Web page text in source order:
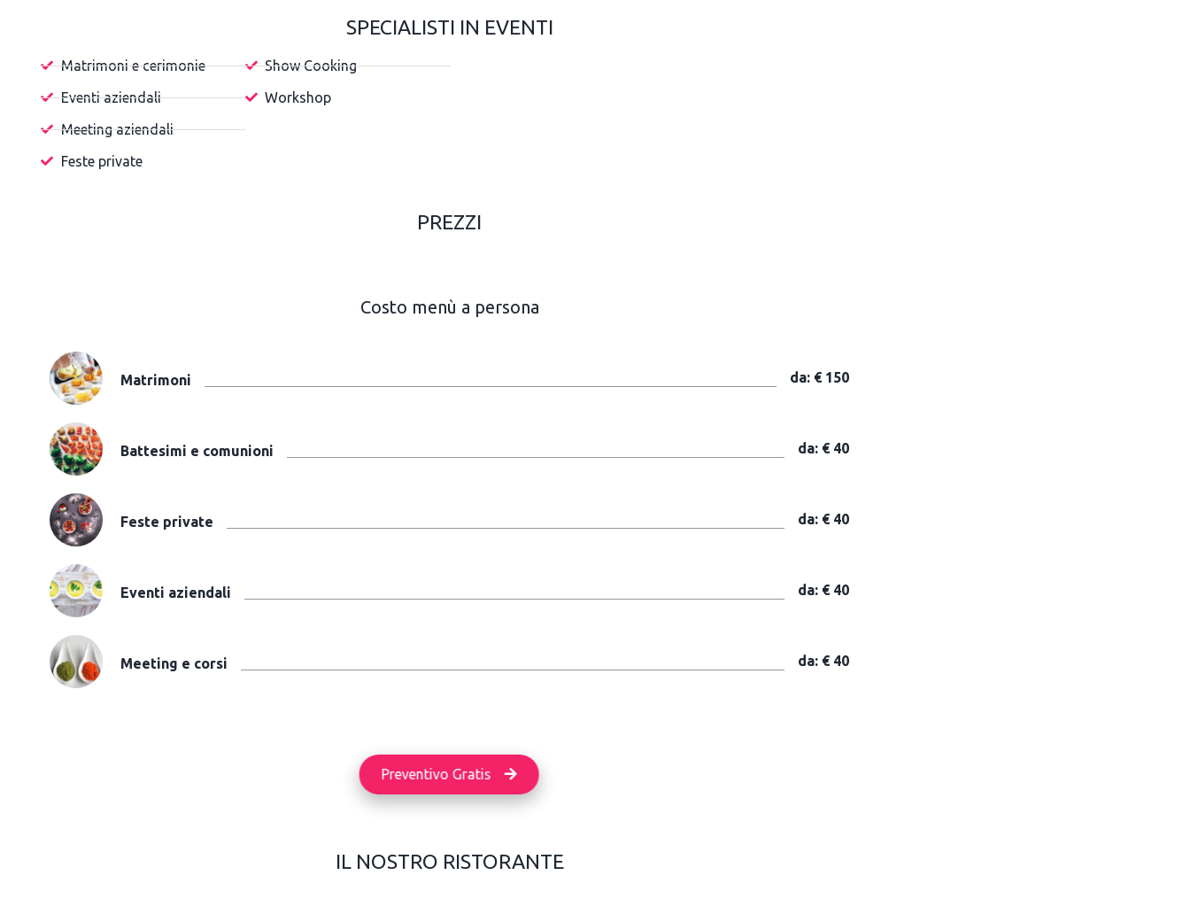
SPECIALISTI IN EVENTI
Matrimoni e cerimonie
Eventi aziendali
Meeting aziendali
Feste private
Show Cooking
Workshop
PREZZI
Costo menù a persona
Matrimoni da: € 150
Battesimi e comunioni da: € 40
Feste private da: € 40
Eventi aziendali da: € 40
Meeting e corsi da: € 40
Preventivo Gratis
IL NOSTRO RISTORANTE